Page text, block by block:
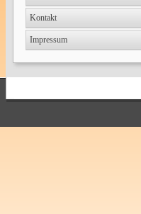
Kontakt
Impressum